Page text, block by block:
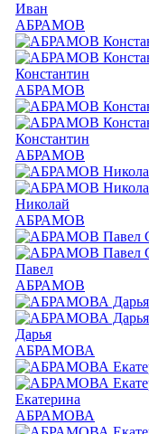
Иван
АБРАМОВ
Константин
АБРАМОВ
Константин
АБРАМОВ
Николай
АБРАМОВ
Павел
АБРАМОВ
Дарья
АБРАМОВА
Екатерина
АБРАМОВА